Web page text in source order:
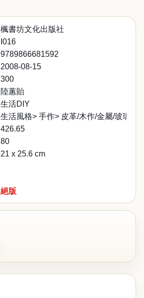
楓書坊文化出版社
I016
9789866681592
2008-08-15
300
陸蕙貽
生活DIY
生活風格> 手作> 皮革/木作/金屬/玻璃
426.65
80
21 x 25.6 cm
絕版